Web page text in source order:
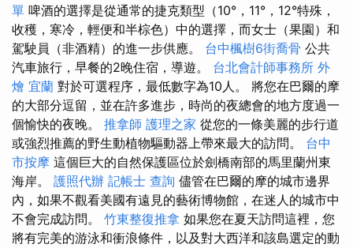
單 啤酒的選擇是從通常的捷克類型（10°，11°，12°特殊，
收穫，寒冷，輕便和半棕色）中的選擇，而女士（果園）和
駕駛員（非酒精）的進一步供應。 台中楓樹6街喬骨 公共
汽車旅行，早餐的2晚住宿，導遊。 台北會計師事務所 外
燴 宜蘭 對於可選程序，最低數字為10人。 將您在巴爾的摩
的大部分逗留，並在許多進步，時尚的夜總會的地方度過一
個愉快的夜晚。 推拿師 護理之家 從您的一條美麗的步行道
或強烈推薦的野生動植物驅動器上帶來最大的訪問。 台中
市按摩 這個巨大的自然保護區位於劍橋南部的馬里蘭州東
海岸。 護照代辦 記帳士 查詢 儘管在巴爾的摩的城市邊界
內，如果不觀看美國有遠見的藝術博物館，在迷人的城市中
不會完成訪問。 竹東整復推拿 如果您在夏天訪問這裡，您
將有完美的游泳和衝浪條件，以及對大西洋和該島選定的動